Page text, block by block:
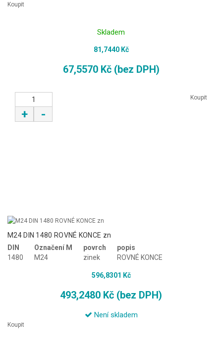
Koupit
Skladem
81,7440 Kč
67,5570 Kč (bez DPH)
+ -
Koupit
M24 DIN 1480 ROVNÉ KONCE zn
DIN
1480
Označení M
M24
povrch
zinek
popis
ROVNÉ KONCE
596,8301 Kč
493,2480 Kč (bez DPH)
Není skladem
Koupit